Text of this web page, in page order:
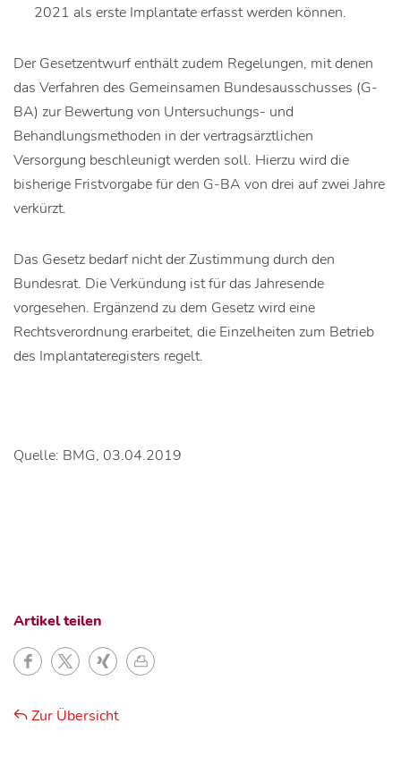
2021 als erste Implantate erfasst werden können.
Der Gesetzentwurf enthält zudem Regelungen, mit denen
das Verfahren des Gemeinsamen Bundesausschusses (G-
BA) zur Bewertung von Untersuchungs- und
Behandlungsmethoden in der vertragsärztlichen
Versorgung beschleunigt werden soll. Hierzu wird die
bisherige Fristvorgabe für den G-BA von drei auf zwei Jahre
verkürzt.
Das Gesetz bedarf nicht der Zustimmung durch den
Bundesrat. Die Verkündung ist für das Jahresende
vorgesehen. Ergänzend zu dem Gesetz wird eine
Rechtsverordnung erarbeitet, die Einzelheiten zum Betrieb
des Implantateregisters regelt.
Quelle: BMG, 03.04.2019
Artikel teilen
Zur Übersicht